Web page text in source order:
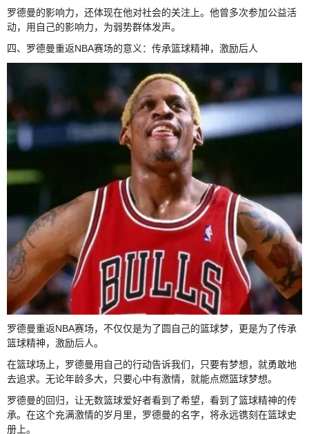
罗德曼的影响力，还体现在他对社会的关注上。他曾多次参加公益活
动，用自己的影响力，为弱势群体发声。
四、罗德曼重返NBA赛场的意义：传承篮球精神，激励后人
罗德曼重返NBA赛场，不仅仅是为了圆自己的篮球梦，更是为了传承
篮球精神，激励后人。
在篮球场上，罗德曼用自己的行动告诉我们，只要有梦想，就勇敢地
去追求。无论年龄多大，只要心中有激情，就能点燃篮球梦想。
罗德曼的回归，让无数篮球爱好者看到了希望，看到了篮球精神的传
承。在这个充满激情的岁月里，罗德曼的名字，将永远镌刻在篮球史
册上。